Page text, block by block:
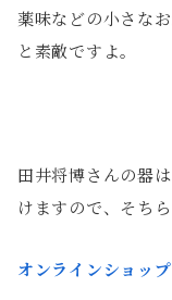
薬味などの小さな
と素敵ですよ。
田井将博さんの器
けますので、そち
オンラインショッ